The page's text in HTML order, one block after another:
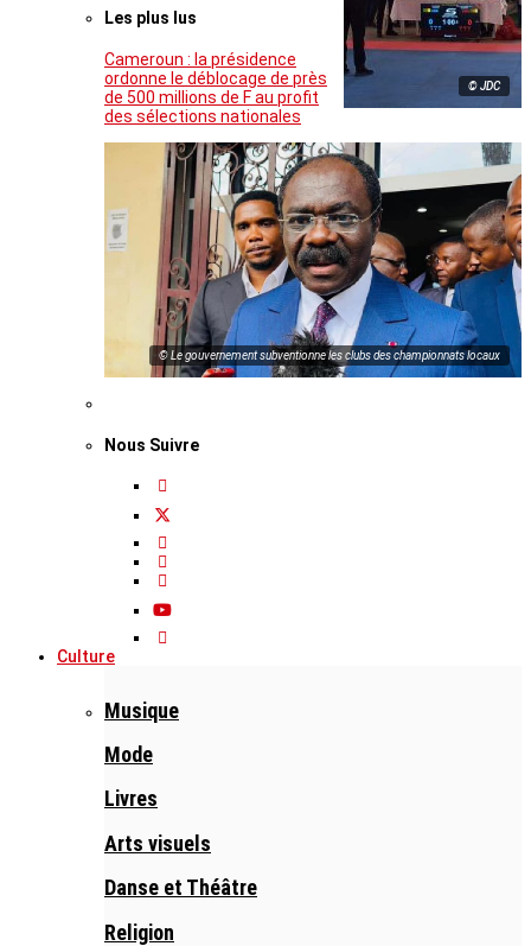
© JDC
Les plus lus
Cameroun : la présidence
ordonne le déblocage de près
de 500 millions de F au profit
des sélections nationales
© Le gouvernement subventionne les clubs des championnats locaux
Nous Suivre
Culture
Musique
Mode
Livres
Arts visuels
Danse et Théâtre
Religion